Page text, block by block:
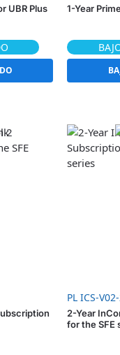
UBR Plus 1-Year
PL ICS-
2-Year
for the SFE